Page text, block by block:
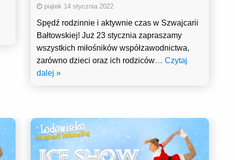
piątek 14 stycznia 2022
Spędź rodzinnie i aktywnie czas w Szwajcarii
Bałtowskiej! Już 23 stycznia zapraszamy
wszystkich miłośników współzawodnictwa,
zarówno dzieci oraz ich rodziców… Czytaj
dalej »